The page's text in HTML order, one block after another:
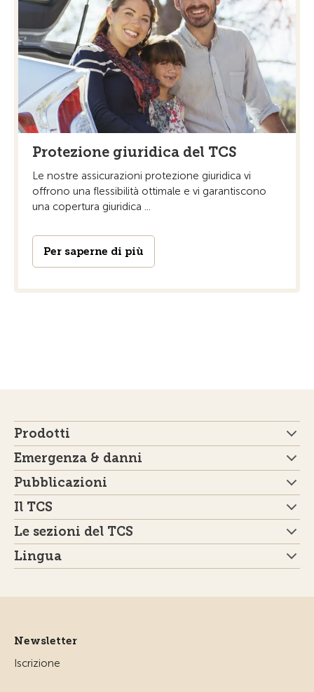
Protezione giuridica del TCS
Le nostre assicurazioni protezione giuridica vi
offrono una flessibilità ottimale e vi garantiscono
una copertura giuridica ...
Per saperne di più
Prodotti
Emergenza & danni
Pubblicazioni
Il TCS
Le sezioni del TCS
Lingua
Newsletter
Iscrizione